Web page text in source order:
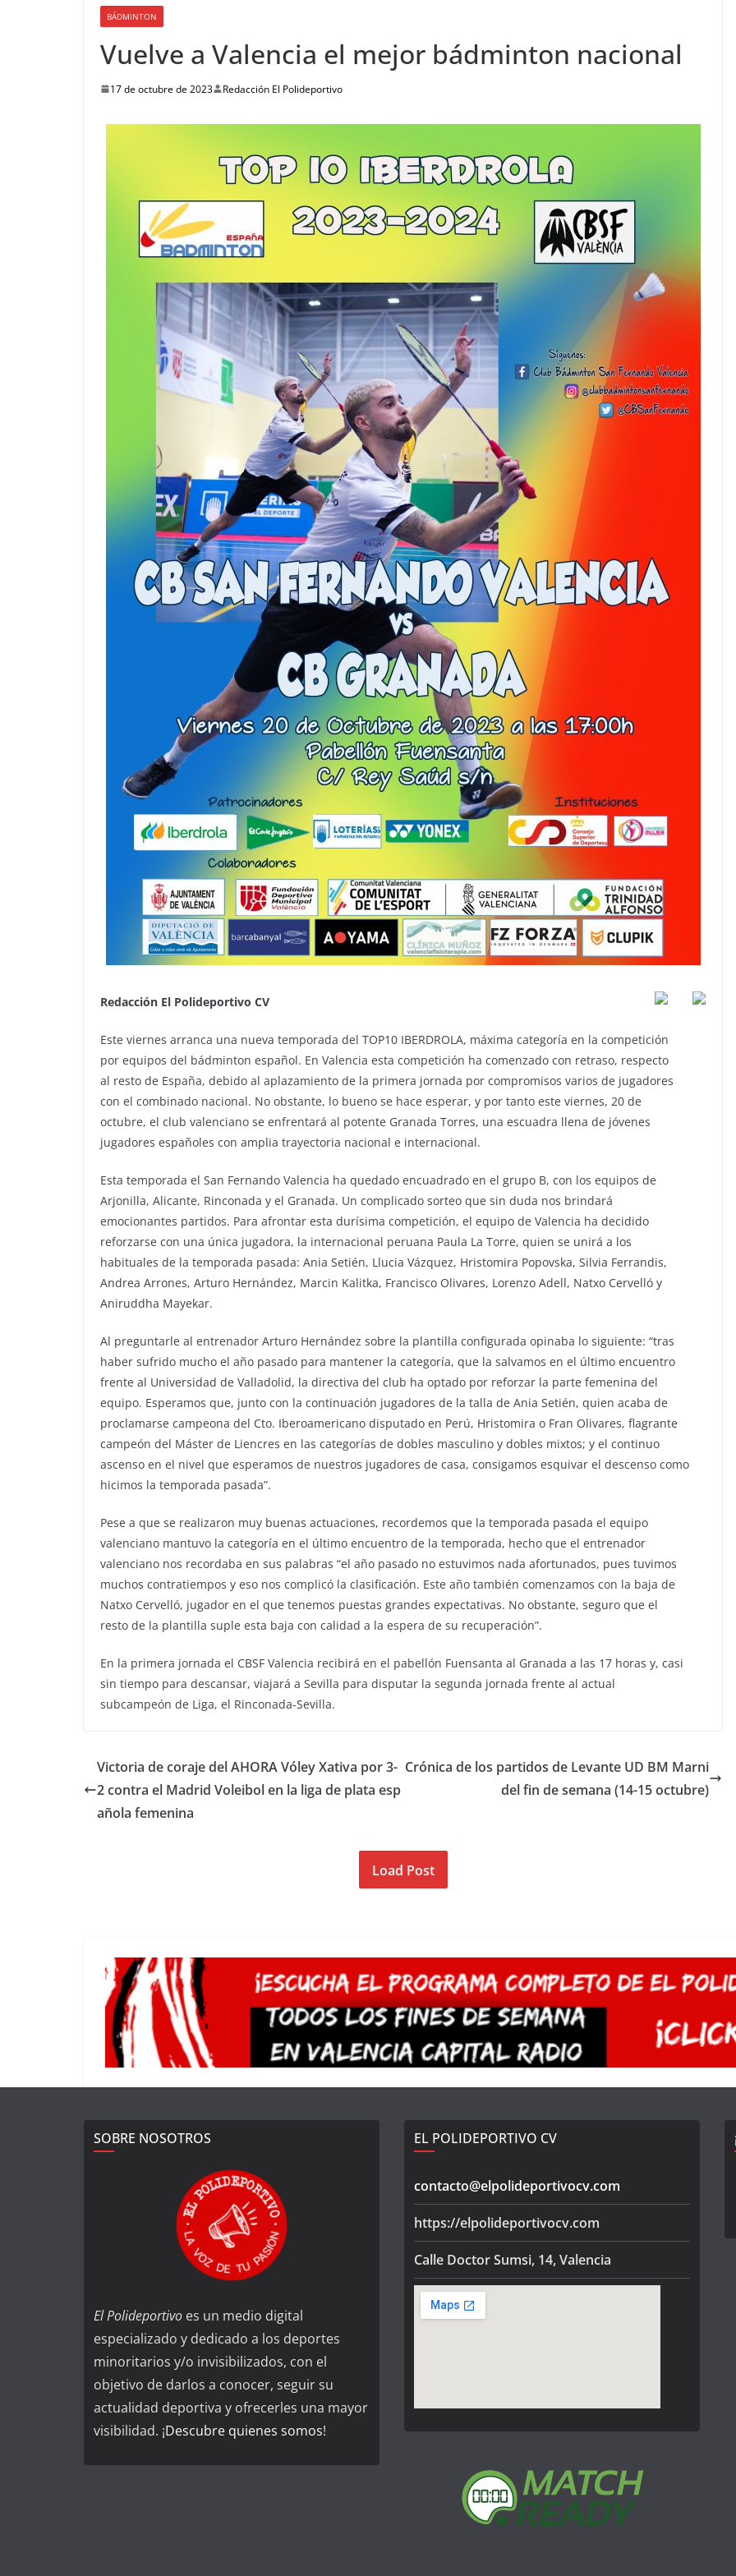
BÁDMINTON
Vuelve a Valencia el mejor bádminton nacional
17 de octubre de 2023 Redacción El Polideportivo
Redacción El Polideportivo CV
Este viernes arranca una nueva temporada del TOP10 IBERDROLA, máxima categoría en la competición
por equipos del bádminton español. En Valencia esta competición ha comenzado con retraso, respecto
al resto de España, debido al aplazamiento de la primera jornada por compromisos varios de jugadores
con el combinado nacional. No obstante, lo bueno se hace esperar, y por tanto este viernes, 20 de
octubre, el club valenciano se enfrentará al potente Granada Torres, una escuadra llena de jóvenes
jugadores españoles con amplia trayectoria nacional e internacional.
Esta temporada el San Fernando Valencia ha quedado encuadrado en el grupo B, con los equipos de
Arjonilla, Alicante, Rinconada y el Granada. Un complicado sorteo que sin duda nos brindará
emocionantes partidos. Para afrontar esta durísima competición, el equipo de Valencia ha decidido
reforzarse con una única jugadora, la internacional peruana Paula La Torre, quien se unirá a los
habituales de la temporada pasada: Ania Setién, Llucia Vázquez, Hristomira Popovska, Silvia Ferrandis,
Andrea Arrones, Arturo Hernández, Marcin Kalitka, Francisco Olivares, Lorenzo Adell, Natxo Cervelló y
Aniruddha Mayekar.
Al preguntarle al entrenador Arturo Hernández sobre la plantilla configurada opinaba lo siguiente: “tras
haber sufrido mucho el año pasado para mantener la categoría, que la salvamos en el último encuentro
frente al Universidad de Valladolid, la directiva del club ha optado por reforzar la parte femenina del
equipo. Esperamos que, junto con la continuación jugadores de la talla de Ania Setién, quien acaba de
proclamarse campeona del Cto. Iberoamericano disputado en Perú, Hristomira o Fran Olivares, flagrante
campeón del Máster de Liencres en las categorías de dobles masculino y dobles mixtos; y el continuo
ascenso en el nivel que esperamos de nuestros jugadores de casa, consigamos esquivar el descenso como
hicimos la temporada pasada”.
Pese a que se realizaron muy buenas actuaciones, recordemos que la temporada pasada el equipo
valenciano mantuvo la categoría en el último encuentro de la temporada, hecho que el entrenador
valenciano nos recordaba en sus palabras “el año pasado no estuvimos nada afortunados, pues tuvimos
muchos contratiempos y eso nos complicó la clasificación. Este año también comenzamos con la baja de
Natxo Cervelló, jugador en el que tenemos puestas grandes expectativas. No obstante, seguro que el
resto de la plantilla suple esta baja con calidad a la espera de su recuperación”.
En la primera jornada el CBSF Valencia recibirá en el pabellón Fuensanta al Granada a las 17 horas y, casi
sin tiempo para descansar, viajará a Sevilla para disputar la segunda jornada frente al actual
subcampeón de Liga, el Rinconada-Sevilla.
Victoria de coraje del AHORA Vóley Xativa por 3-
2 contra el Madrid Voleibol en la liga de plata esp
añola femenina
Crónica de los partidos de Levante UD BM Marni
del fin de semana (14-15 octubre)
Load Post
SOBRE NOSOTROS
El Polideportivo es un medio digital
especializado y dedicado a los deportes
minoritarios y/o invisibilizados, con el
objetivo de darlos a conocer, seguir su
actualidad deportiva y ofrecerles una mayor
visibilidad. ¡Descubre quienes somos!
EL POLIDEPORTIVO CV
contacto@elpolideportivocv.com
https://elpolideportivocv.com
Calle Doctor Sumsi, 14, Valencia